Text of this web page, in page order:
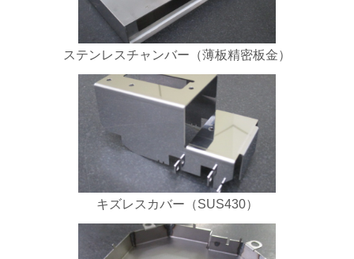
ステンレスチャンバー（薄板精密板金）
キズレスカバー（SUS430）